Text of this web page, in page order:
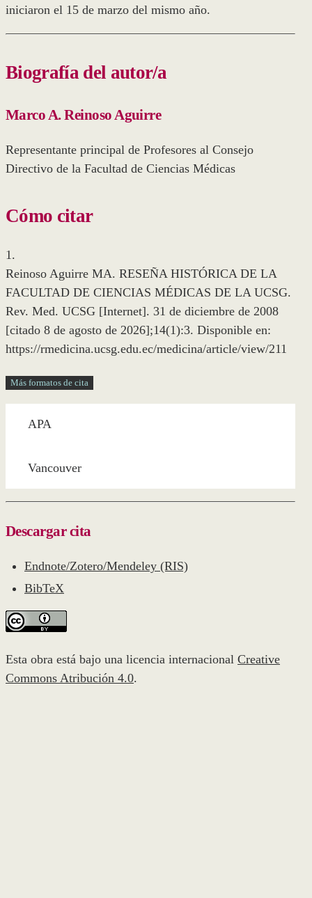
iniciaron el 15 de marzo del mismo año.
Biografía del autor/a
Marco A. Reinoso Aguirre
Representante principal de Profesores al Consejo
Directivo de la Facultad de Ciencias Médicas
Cómo citar
1.
Reinoso Aguirre MA. RESEÑA HISTÓRICA DE LA
FACULTAD DE CIENCIAS MÉDICAS DE LA UCSG.
Rev. Med. UCSG [Internet]. 31 de diciembre de 2008
[citado 8 de agosto de 2026];14(1):3. Disponible en:
https://rmedicina.ucsg.edu.ec/medicina/article/view/211
Más formatos de cita
APA
Vancouver
Descargar cita
Endnote/Zotero/Mendeley (RIS)
BibTeX
Esta obra está bajo una licencia internacional Creative
Commons Atribución 4.0.